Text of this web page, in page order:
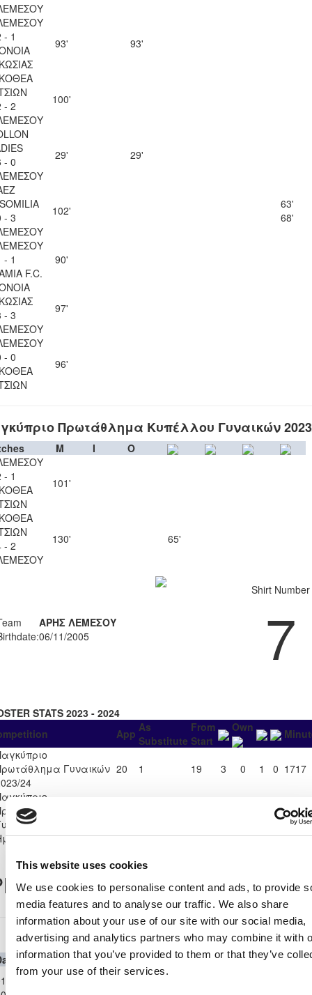
This website uses cookies
We use cookies to personalise content and ads, to provide
media features and to analyse our traffic. We also share
information about your use of our site with our social media,
advertising and analytics partners who may combine it with
information that you’ve provided to them or that they’ve
from your use of their services.
- 1
93' 93'
- 2
100'
- 0
29' 29'
- 3
102'
63'
68'
- 1
F.C.
90'
- 3
97'
- 0
96'
Πρωτάθλημα Κυπέλλου Γυναικών
M I
O
- 1
101'
- 2
130' 65'
ΑΡΗΣ ΛΕΜΕΣΟΥ
06/11/2005
Shirt Number
7
STATS 2023 - 2024
App As
Substitute
From
Start
Own
Γυναικών
24
20 1 19 3 0 1 0 1717
Κυπέλλου
2023/24 -
Φάση
0 200
Record
Παγκύπριο Πρωτάθλημα Γυναικών 2023/24
Competition Home TeamH AAway Team Minutes In Out
Παγκύπριο